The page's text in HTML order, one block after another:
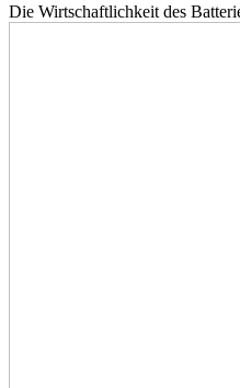
Die Wirtschaftlichkeit des